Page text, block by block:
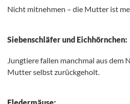
Nicht mitnehmen – die Mutter ist
Siebenschläfer und Eichhörnchen:
Jungtiere fallen manchmal aus dem
Mutter selbst zurückgeholt.
Fledermäuse: